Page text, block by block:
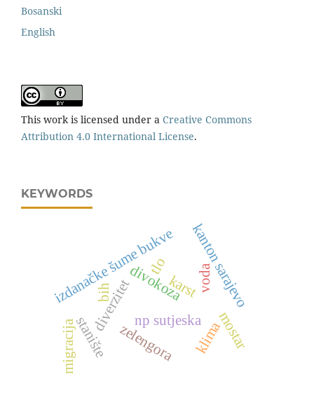
Bosanski
English
This work is licensed under a Creative Commons
Attribution 4.0 International License.
KEYWORDS
stanište
divokoza
zelengora
np sutjeska
migracija
karst
tlo voda
klimamostar
izdanačke šume bukve
diverzitet kanton sarajevo
bih